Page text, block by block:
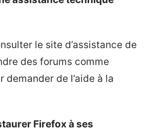
le site d’assistance de
des forums comme
demander de l’aide à la
Firefox à ses